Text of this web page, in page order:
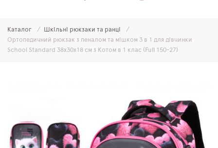
МОЛОДІЖНІ РЮКЗАКИ
DELUNE
Каталог
Шкільні рюкзаки та ранці
Ортопедичний рюкзак з пеналом та мішком 3 в 1 для дівчинки
School Standard 38х30х18 см з Котом в 1 клас (Full 150-27)